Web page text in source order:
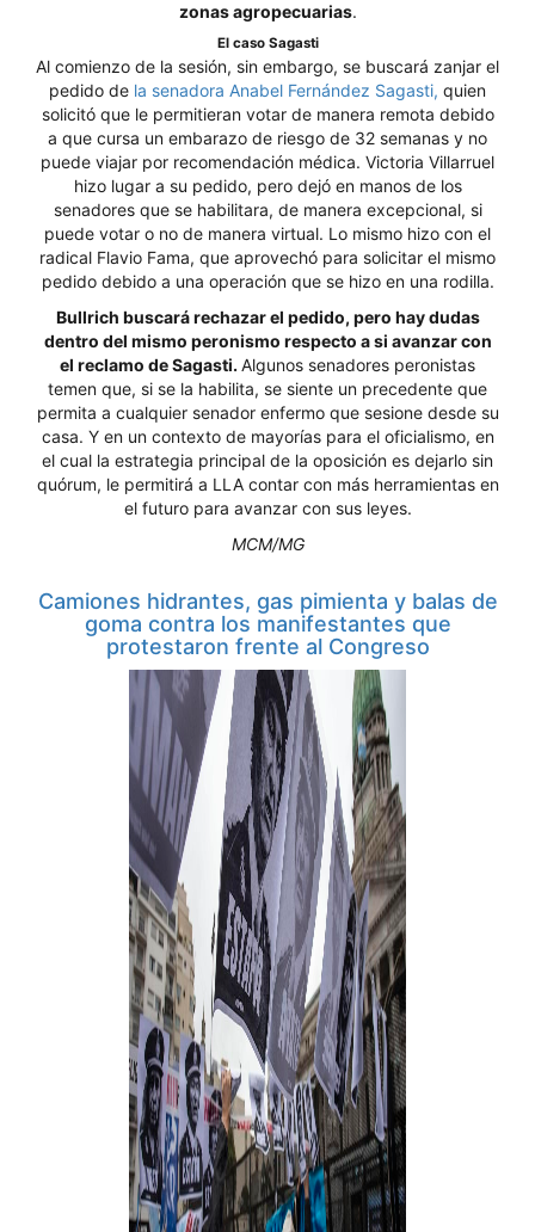
zonas agropecuarias.
El caso Sagasti
Al comienzo de la sesión, sin embargo, se buscará zanjar el
pedido de la senadora Anabel Fernández Sagasti, quien
solicitó que le permitieran votar de manera remota debido
a que cursa un embarazo de riesgo de 32 semanas y no
puede viajar por recomendación médica. Victoria Villarruel
hizo lugar a su pedido, pero dejó en manos de los
senadores que se habilitara, de manera excepcional, si
puede votar o no de manera virtual. Lo mismo hizo con el
radical Flavio Fama, que aprovechó para solicitar el mismo
pedido debido a una operación que se hizo en una rodilla.
Bullrich buscará rechazar el pedido, pero hay dudas
dentro del mismo peronismo respecto a si avanzar con
el reclamo de Sagasti. Algunos senadores peronistas
temen que, si se la habilita, se siente un precedente que
permita a cualquier senador enfermo que sesione desde su
casa. Y en un contexto de mayorías para el oficialismo, en
el cual la estrategia principal de la oposición es dejarlo sin
quórum, le permitirá a LLA contar con más herramientas en
el futuro para avanzar con sus leyes.
MCM/MG
Camiones hidrantes, gas pimienta y balas de
goma contra los manifestantes que
protestaron frente al Congreso